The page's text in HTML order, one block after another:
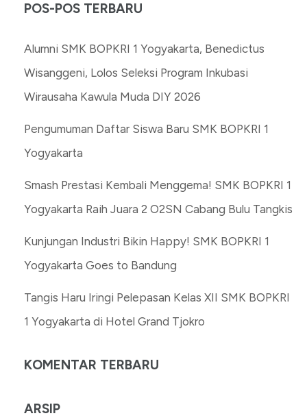
POS-POS TERBARU
Alumni SMK BOPKRI 1 Yogyakarta, Benedictus
Wisanggeni, Lolos Seleksi Program Inkubasi
Wirausaha Kawula Muda DIY 2026
Pengumuman Daftar Siswa Baru SMK BOPKRI 1
Yogyakarta
Smash Prestasi Kembali Menggema! SMK BOPKRI 1
Yogyakarta Raih Juara 2 O2SN Cabang Bulu Tangkis
Kunjungan Industri Bikin Happy! SMK BOPKRI 1
Yogyakarta Goes to Bandung
Tangis Haru Iringi Pelepasan Kelas XII SMK BOPKRI
1 Yogyakarta di Hotel Grand Tjokro
KOMENTAR TERBARU
ARSIP